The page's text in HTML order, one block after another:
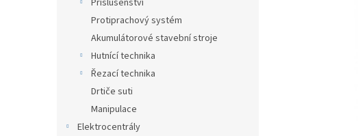
Příslušenství
Protiprachový systém
Akumulátorové stavební stroje
Hutnící technika
Řezací technika
Drtiče suti
Manipulace
Elektrocentrály